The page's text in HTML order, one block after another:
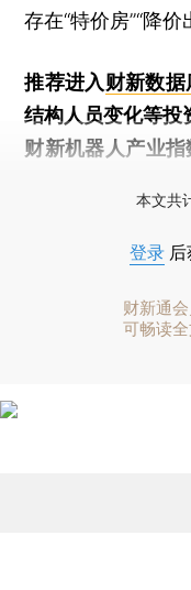
存在“特价房”“降价
推荐进入财新数据
结构人员变化等投
财新机器人产业指
本文共
登录
财新通会
可畅读全